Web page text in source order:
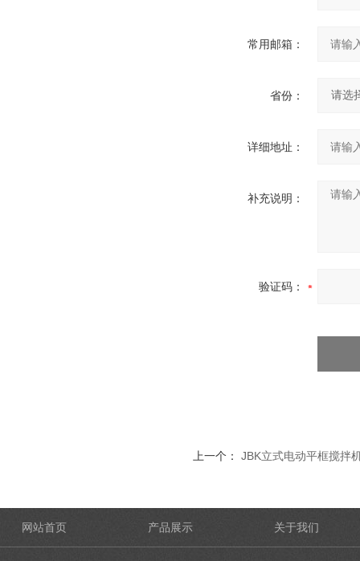
常用邮箱：
省份：
详细地址：
补充说明：
验证码：
上一个： JBK立式电动平框搅拌
网站首页 产品展示 关于我们